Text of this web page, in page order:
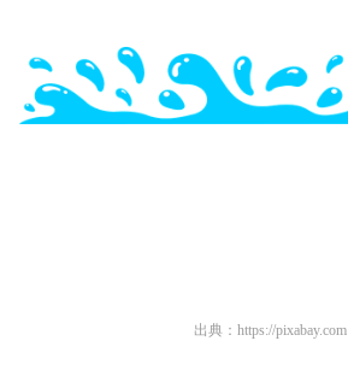
出典： https://pixabay.com